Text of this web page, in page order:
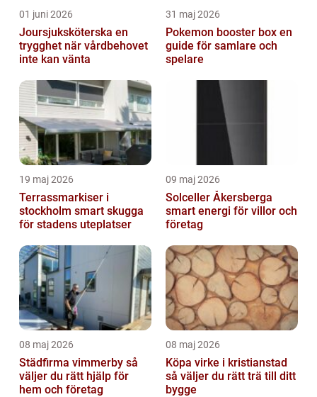
01 juni 2026
Joursjuksköterska en
trygghet när vårdbehovet
inte kan vänta
31 maj 2026
Pokemon booster box en
guide för samlare och
spelare
19 maj 2026
Terrassmarkiser i
stockholm smart skugga
för stadens uteplatser
09 maj 2026
Solceller Åkersberga
smart energi för villor och
företag
08 maj 2026
Städfirma vimmerby så
väljer du rätt hjälp för
hem och företag
08 maj 2026
Köpa virke i kristianstad
så väljer du rätt trä till ditt
bygge